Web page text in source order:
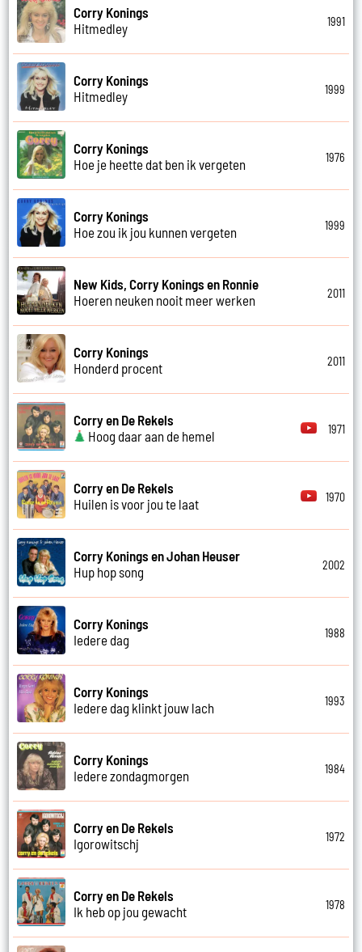
Corry Konings
Hitmedley
1991
Corry Konings
Hitmedley
1999
Corry Konings
Hoe je heette dat ben ik vergeten
1976
Corry Konings
Hoe zou ik jou kunnen vergeten
1999
New Kids, Corry Konings en Ronnie
Hoeren neuken nooit meer werken
2011
Corry Konings
Honderd procent
2011
Corry en De Rekels
Hoog daar aan de hemel
1971
Corry en De Rekels
Huilen is voor jou te laat
1970
Corry Konings en Johan Heuser
Hup hop song
2002
Corry Konings
Iedere dag
1988
Corry Konings
Iedere dag klinkt jouw lach
1993
Corry Konings
Iedere zondagmorgen
1984
Corry en De Rekels
Igorowitschj
1972
Corry en De Rekels
Ik heb op jou gewacht
1978